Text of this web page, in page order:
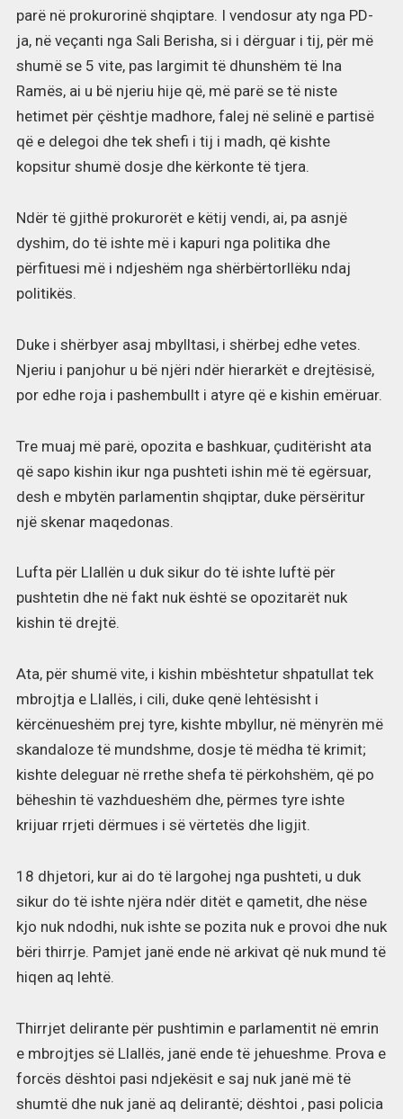
parë në prokurorinë shqiptare. I vendosur aty nga PD-
ja, në veçanti nga Sali Berisha, si i dërguar i tij, për më
shumë se 5 vite, pas largimit të dhunshëm të Ina
Ramës, ai u bë njeriu hije që, më parë se të niste
hetimet për çështje madhore, falej në selinë e partisë
që e delegoi dhe tek shefi i tij i madh, që kishte
kopsitur shumë dosje dhe kërkonte të tjera.
Ndër të gjithë prokurorët e këtij vendi, ai, pa asnjë
dyshim, do të ishte më i kapuri nga politika dhe
përfituesi më i ndjeshëm nga shërbërtorllëku ndaj
politikës.
Duke i shërbyer asaj mbylltasi, i shërbej edhe vetes.
Njeriu i panjohur u bë njëri ndër hierarkët e drejtësisë,
por edhe roja i pashembullt i atyre që e kishin emëruar.
Tre muaj më parë, opozita e bashkuar, çuditërisht ata
që sapo kishin ikur nga pushteti ishin më të egërsuar,
desh e mbytën parlamentin shqiptar, duke përsëritur
një skenar maqedonas.
Lufta për Llallën u duk sikur do të ishte luftë për
pushtetin dhe në fakt nuk është se opozitarët nuk
kishin të drejtë.
Ata, për shumë vite, i kishin mbështetur shpatullat tek
mbrojtja e Llallës, i cili, duke qenë lehtësisht i
kërcënueshëm prej tyre, kishte mbyllur, në mënyrën më
skandaloze të mundshme, dosje të mëdha të krimit;
kishte deleguar në rrethe shefa të përkohshëm, që po
bëheshin të vazhdueshëm dhe, përmes tyre ishte
krijuar rrjeti dërmues i së vërtetës dhe ligjit.
18 dhjetori, kur ai do të largohej nga pushteti, u duk
sikur do të ishte njëra ndër ditët e qametit, dhe nëse
kjo nuk ndodhi, nuk ishte se pozita nuk e provoi dhe nuk
bëri thirrje. Pamjet janë ende në arkivat që nuk mund të
hiqen aq lehtë.
Thirrjet delirante për pushtimin e parlamentit në emrin
e mbrojtjes së Llallës, janë ende të jehueshme. Prova e
forcës dështoi pasi ndjekësit e saj nuk janë më të
shumtë dhe nuk janë aq delirantë; dështoi , pasi policia